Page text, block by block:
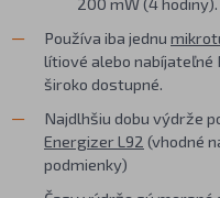
Používa iba jednu
lítiové alebo nabíjateľné
široko dostupné.
Najdlhšiu dobu výdrže
Energizer L92 (vhodné
podmienky)